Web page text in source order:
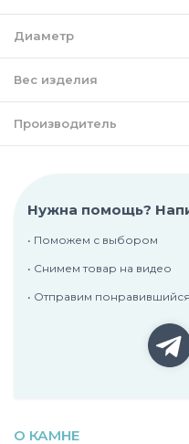
Диаметр
Вес изделия
Производитель
Нужна помощь?
• Поможем с выбором
• Снимем товар на видео
• Отправим
О КАМНЕ